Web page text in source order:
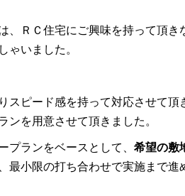
、ＲＣ住宅にご興味を持って頂
ゃいました。
スピード感を持って対応させて
ンを用意させて頂きました。
プランをベースとして、 希望の敷
最小限の打ち合わせで実施まで進